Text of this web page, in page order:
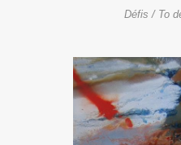
Défis / To